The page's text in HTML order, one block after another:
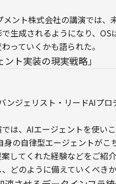
ント株式会社の講演では
生成されるようになり、
っていくかも語られた。
ント実装の現実戦略」
ンジェリスト・リードAIプロ
は、AIエージェントを使い
の自律型エージェントが
してくれた経験などをご紹
どのように備えていくべき